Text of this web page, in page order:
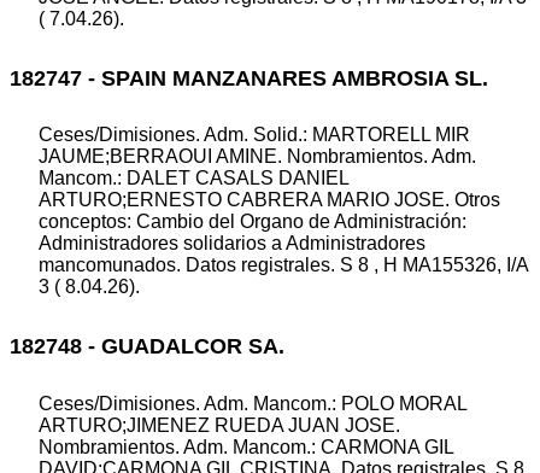
( 7.04.26).
182747 - SPAIN MANZANARES AMBROSIA SL.
Ceses/Dimisiones. Adm. Solid.: MARTORELL MIR
JAUME;BERRAOUI AMINE. Nombramientos. Adm.
Mancom.: DALET CASALS DANIEL
ARTURO;ERNESTO CABRERA MARIO JOSE. Otros
conceptos: Cambio del Organo de Administración:
Administradores solidarios a Administradores
mancomunados. Datos registrales. S 8 , H MA155326, I/A
3 ( 8.04.26).
182748 - GUADALCOR SA.
Ceses/Dimisiones. Adm. Mancom.: POLO MORAL
ARTURO;JIMENEZ RUEDA JUAN JOSE.
Nombramientos. Adm. Mancom.: CARMONA GIL
DAVID;CARMONA GIL CRISTINA. Datos registrales. S 8